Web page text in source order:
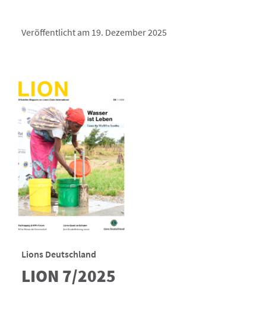
Veröffentlicht am 19. Dezember 2025
Lions Deutschland
LION 7/2025